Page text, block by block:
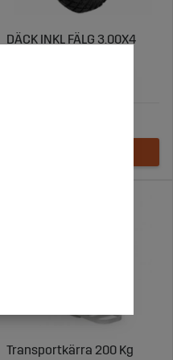
DÄCK INKL FÄLG 3.00X4
Transportkärra 200 Kg